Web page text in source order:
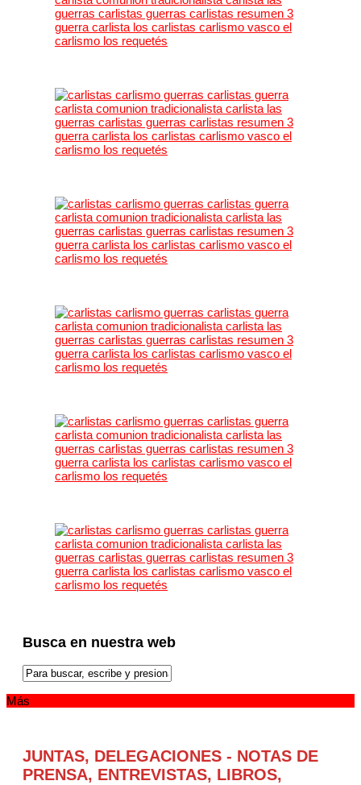
Busca en nuestra web
Más
JUNTAS, DELEGACIONES - NOTAS DE
PRENSA, ENTREVISTAS, LIBROS,